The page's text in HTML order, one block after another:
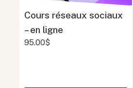
Cours réseaux sociaux
– en ligne
95.00$